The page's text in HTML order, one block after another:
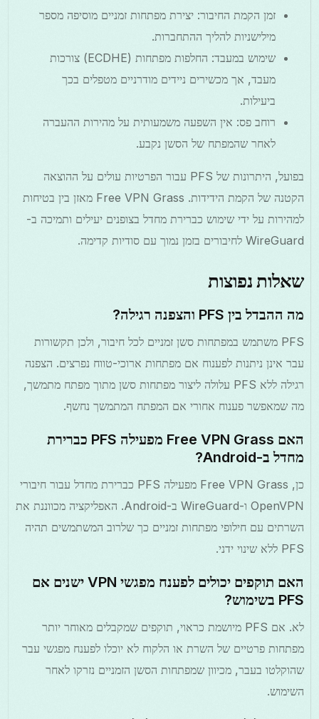
זמן הקמת החיבור: יצירת מפתחות זמניים מוסיפה מספר
מילישניות להליך ההתחברות.
שימוש במעבד: החלפות מפתחות (ECDHE) צורכות
מעבד, אך מכשירים ניידים מודרניים מטפלים בכך
ביעילות.
רוחב פס: אין השפעה משמעותית על מהירות ההעברה
לאחר שהמפתח של הסשן נקבע.
בפועל, היתרונות של PFS עבור הפרטיות עולים על ההוצאה
הקטנה של הקמת הידידות. Free VPN Grass מאזן בין בטיחות
למהירות על ידי שימוש כברירת מחדל בצופנים יעילים ותמיכה ב-
WireGuard לחיבורים בזמן נמוך עם סודיות קדימה.
שאלות נפוצות
מה ההבדל בין PFS והצפנה רגילה?
PFS משתמש במפתחות סשן זמניים לכל חיבור, ולכן תקשורות
עבר אינן ניתנות לפענוח אם מפתחות ארוכי-טווח נפרצים. הצפנה
רגילה ללא PFS עלולה ליצור מפתחות סשן מתוך מפתח מתמשך,
מה שמאפשר פענוח אחורי אם המפתח המתמשך נחשף.
האם Free VPN Grass מפעילה PFS כברירת
מחדל ב-Android?
כן, Free VPN Grass מפעילה PFS כברירת מחדל עבור חיבורי
OpenVPN ו-WireGuard ב-Android. האפליקציה מכווננת את
השרתים עם חילופי מפתחות זמניים כך שלרוב המשתמשים תהיה
PFS ללא שינוי ידני.
האם תוקפים יכולים לפענח מפגשי VPN ישנים אם
PFS בשימוש?
לא. אם PFS מיושמת כראוי, תוקפים שמקבלים מאוחר יותר
מפתחות פרטיים של השרת או הלקוח לא יוכלו לפענח מפגשי עבר
שהוקלטו בעבר, מכיוון שמפתחות הסשן הזמניים נזרקו לאחר
השימוש.